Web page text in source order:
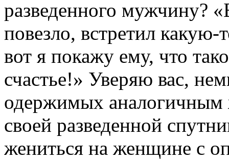
разведенного мужчину?
повезло, встретил
вот я покажу ему, что
счастье!» Уверяю вас,
одержимых
своей разведенной
жениться на женщине с